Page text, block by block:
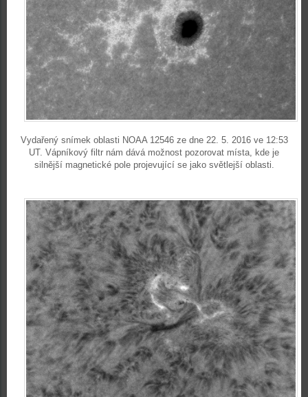
Vydařený snímek oblasti NOAA 12546 ze dne 22. 5. 2016 ve 12:53
UT. Vápníkový filtr nám dává možnost pozorovat místa, kde je
silnější magnetické pole projevující se jako světlejší oblasti.